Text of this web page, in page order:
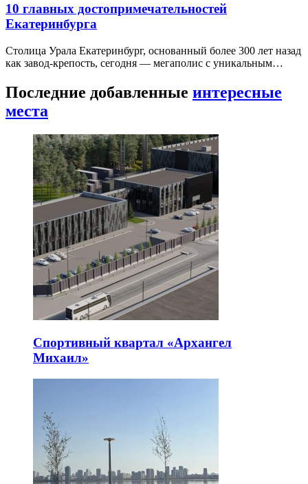
10 главных достопримечательностей
Екатеринбурга
Столица Урала Екатеринбург, основанный более 300 лет назад
как завод-крепость, сегодня — мегаполис с уникальным…
Последние добавленные интересные
места
Спортивный квартал «Архангел
Михаил»